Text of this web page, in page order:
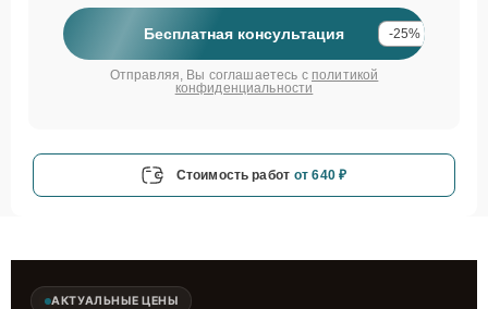
Бесплатная консультация -25%
Отправляя, Вы соглашаетесь с политикой
конфиденциальности
Стоимость работ от 640 ₽
АКТУАЛЬНЫЕ ЦЕНЫ